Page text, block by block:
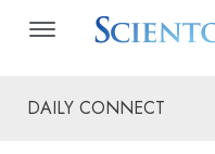
DAILY CONNECT